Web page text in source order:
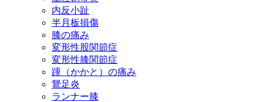
内反小趾
半月板損傷
膝の痛み
変形性股関節症
変形性膝関節症
踵（かかと）の痛み
鵞足炎
ランナー膝